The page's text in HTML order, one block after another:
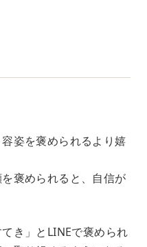
姿を褒められるより嬉
褒められると、自信が
き」とLINEで褒められ